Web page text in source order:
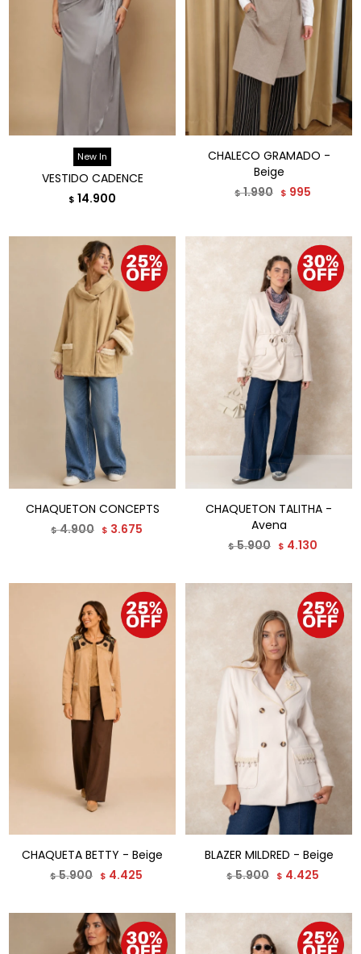
New In
VESTIDO CADENCE
$ 14.900
CHALECO GRAMADO -
Beige
$1.990 $ 995
CHAQUETON CONCEPTS
$4.900 $ 3.675
CHAQUETON TALITHA -
Avena
$5.900 $ 4.130
CHAQUETA BETTY - Beige
$5.900 $ 4.425
BLAZER MILDRED - Beige
$5.900 $ 4.425